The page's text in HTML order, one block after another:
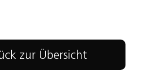
zur Übersicht